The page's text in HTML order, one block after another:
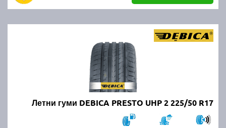
Летни гуми DEBICA PRESTO UHP 2 225/50 R17